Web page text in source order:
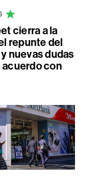
cierra a la
repunte del
nuevas dudas
acuerdo con